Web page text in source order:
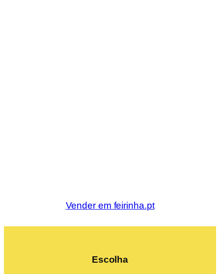
Vender em feirinha.pt
Escolha